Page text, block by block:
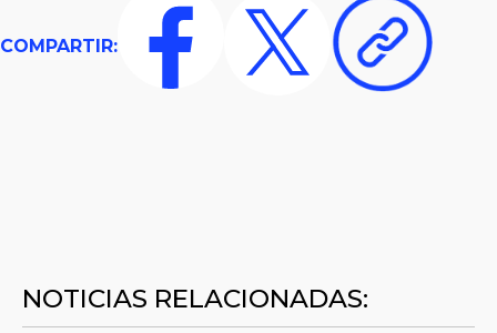
COMPARTIR:
NOTICIAS RELACIONADAS: